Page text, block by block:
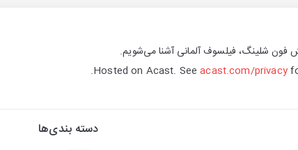
فون شلینگ، فیلسوف آلمانی آشنا می‌شویم.
Hosted on Acast. Seeacast.com/privacy
دسته بندی‌ها